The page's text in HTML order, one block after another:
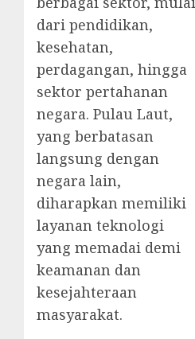
dari pendidikan,
kesehatan,
perdagangan, hingga
sektor pertahanan
negara. Pulau Laut,
yang berbatasan
langsung dengan
negara lain,
diharapkan memiliki
layanan teknologi
yang memadai demi
keamanan dan
kesejahteraan
masyarakat.